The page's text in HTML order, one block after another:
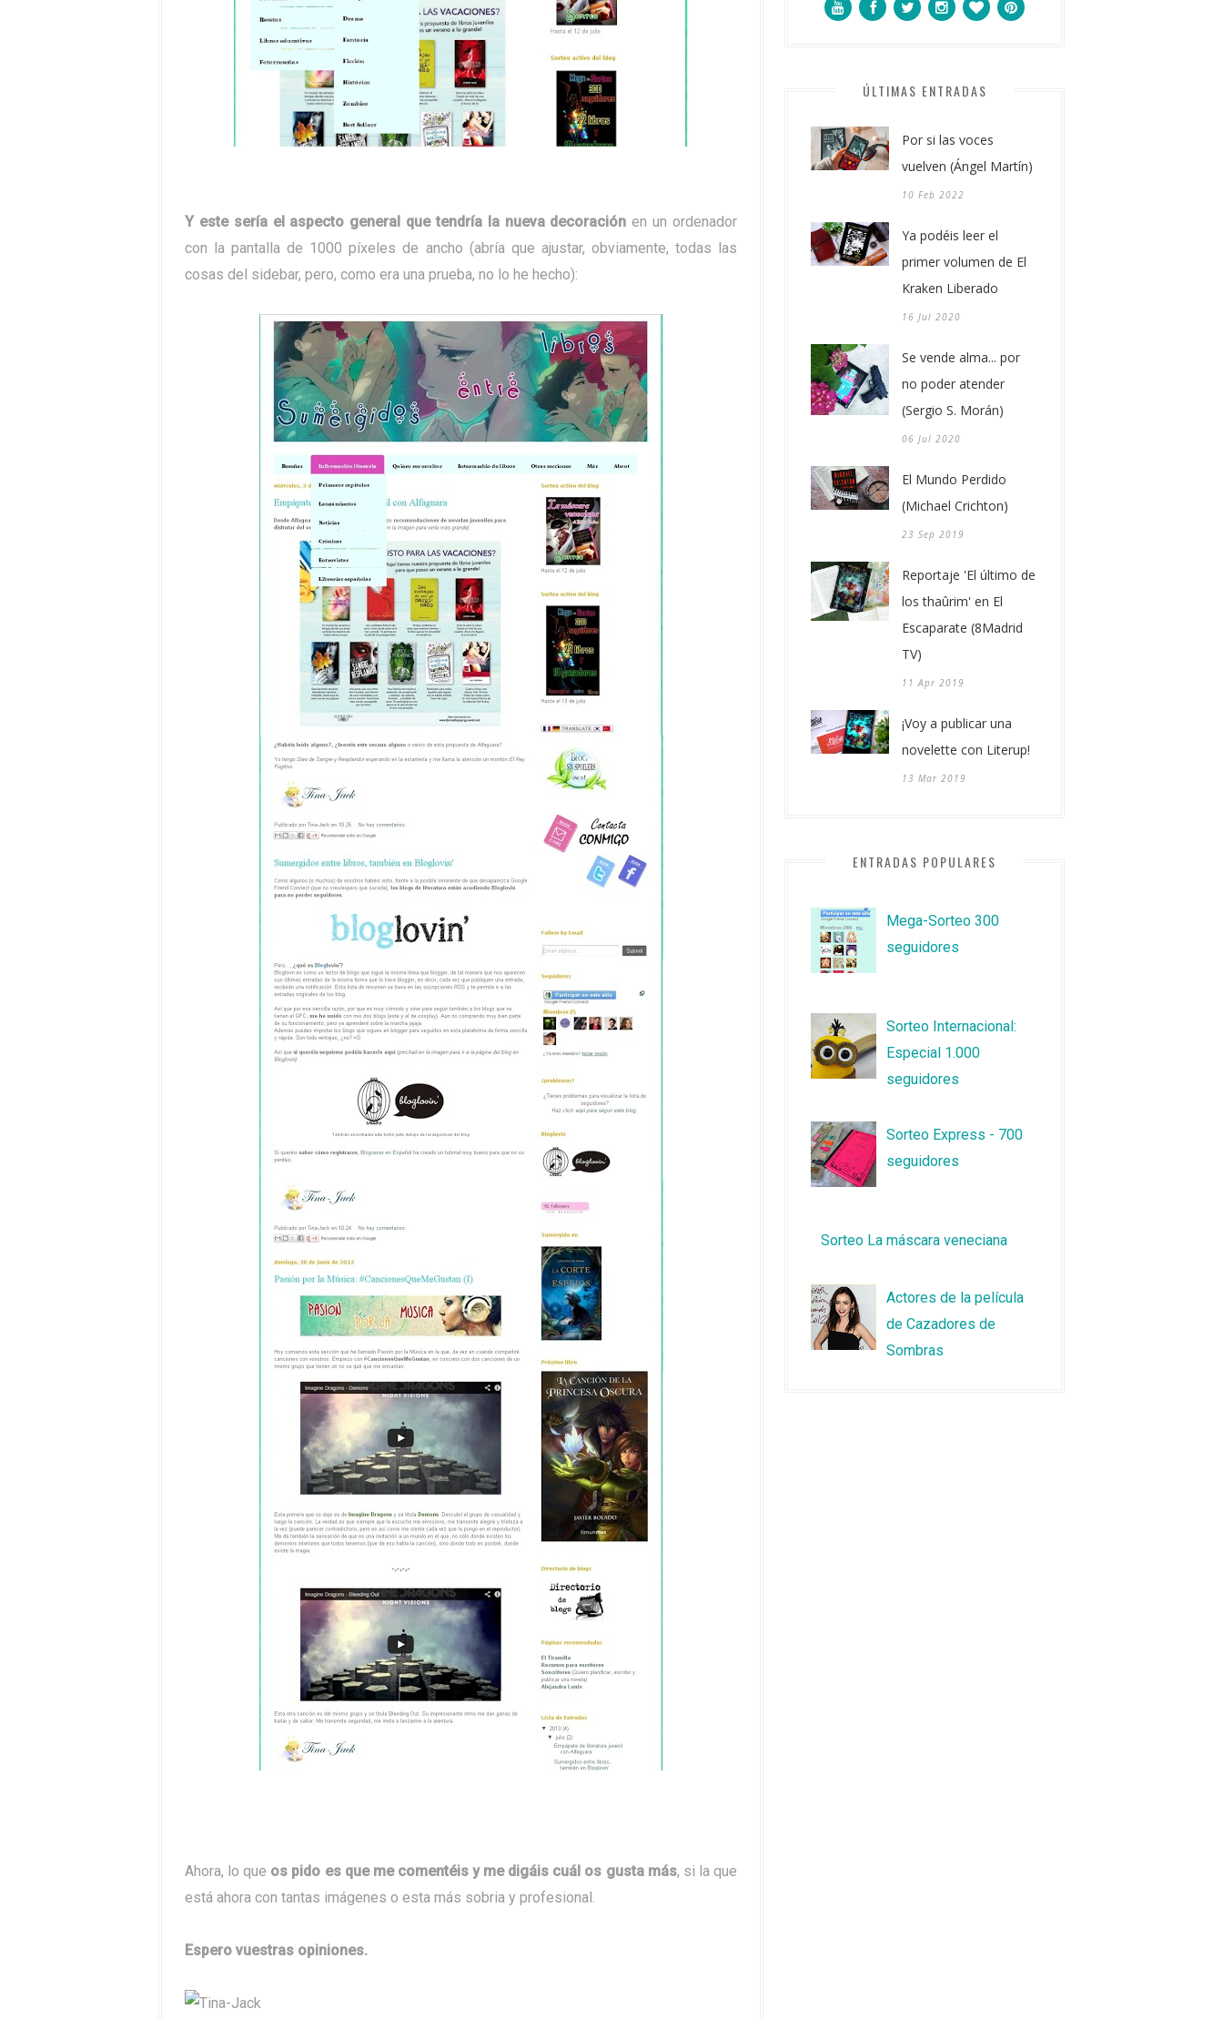
Y este sería el aspecto general que tendría la nueva decoración en un ordenador
con la pantalla de 1000 píxeles de ancho (abría que ajustar, obviamente, todas las
cosas del sidebar, pero, como era una prueba, no lo he hecho):
Ahora, lo que os pido es que me comentéis y me digáis cuál os gusta más, si la que
está ahora con tantas imágenes o esta más sobria y profesional.
Espero vuestras opiniones.
ÚLTIMAS ENTRADAS
Por si las voces
vuelven (Ángel Martín)
10 Feb 2022
Ya podéis leer el
primer volumen de El
Kraken Liberado
16 Jul 2020
Se vende alma... por
no poder atender
(Sergio S. Morán)
06 Jul 2020
El Mundo Perdido
(Michael Crichton)
23 Sep 2019
Reportaje 'El último de
los thaûrim' en El
Escaparate (8Madrid
TV)
11 Apr 2019
¡Voy a publicar una
novelette con Literup!
13 Mar 2019
ENTRADAS POPULARES
Mega-Sorteo 300
seguidores
Sorteo Internacional:
Especial 1.000
seguidores
Sorteo Express - 700
seguidores
Sorteo La máscara veneciana
Actores de la película
de Cazadores de
Sombras